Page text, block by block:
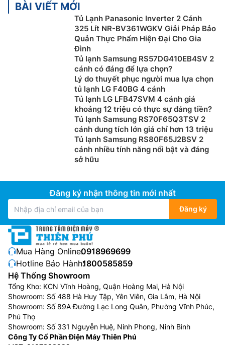
BÀI VIẾT MỚI
Tủ Lạnh Panasonic Inverter 2 Cánh
325 Lít NR-BV361WGKV Giải Pháp Bảo
Quản Thực Phẩm Hiện Đại Cho Gia
Đình
Tủ lạnh Samsung RS57DG410EB4SV 2
cánh có đáng để lựa chọn?
Lý do thuyết phục người mua lựa chọn
tủ lạnh LG F40BG 4 cánh
Tủ lạnh LG LFB47SVM 4 cánh giá
khoảng 12 triệu có thực sự đáng tiền?
Tủ lạnh Samsung RS70F65Q3TSV 2
cánh dung tích lớn giá chỉ hơn 13 triệu
Tủ lạnh Samsung RS80F65J2BSV 2
cánh nhiều tính năng nổi bật và đáng
sở hữu
Đăng ký nhận thông tin mới nhất
Đăng ký
Mua Hàng Online:0918969699
Hotline Bảo Hành:1800585859
Hệ Thống Showroom
Tổng Kho: KCN Vĩnh Hoàng, Quận Hoàng Mai, Hà Nội
Showroom: Số 488 Hà Huy Tập, Yên Viên, Gia Lâm, Hà Nội
Showroom: Số 89A Đường Lạc Long Quân, Phường Vĩnh Phúc,
Phú Thọ
Showroom: Số 331 Nguyễn Huệ, Ninh Phong, Ninh Bình
Công Ty Cổ Phần Điện Máy Thiên Phú